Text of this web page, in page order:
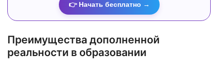
👉 Начать бесплатно →
Преимущества дополненной
реальности в образовании